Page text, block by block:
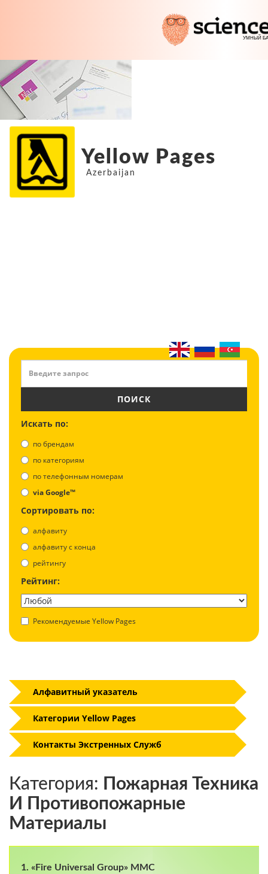
Yellow Pages
Azerbaijan
ПОИСК
Искать по:
по брендам
по категориям
по телефонным номерам
via Google™
Сортировать по:
алфавиту
aлфавиту с конца
рейтингу
Рейтинг:
Рекомендуемые Yellow Pages
Категория: Пожарная Техника
И Противопожарные
Материалы
1. «Fire Universal Group» MMC
Алфавитный указатель
Категории Yellow Pages
Контакты Экстренных Служб